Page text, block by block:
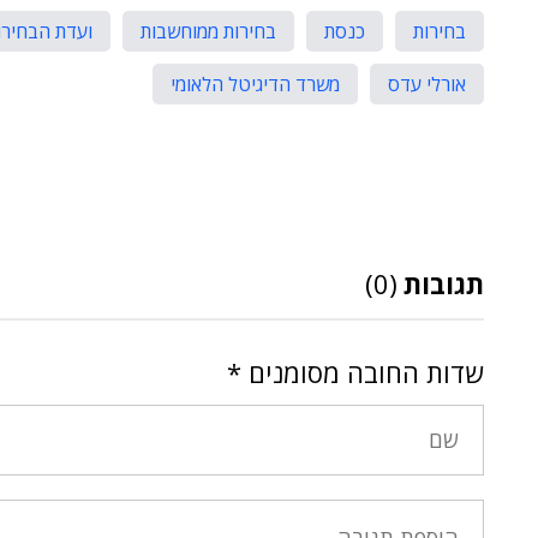
בחירות כנסת בחירות ממוחשבות ועדת
אורלי עדס
משרד הדיגיטל הלאומי
תגובות (0)
שדות החובה מסומנים *